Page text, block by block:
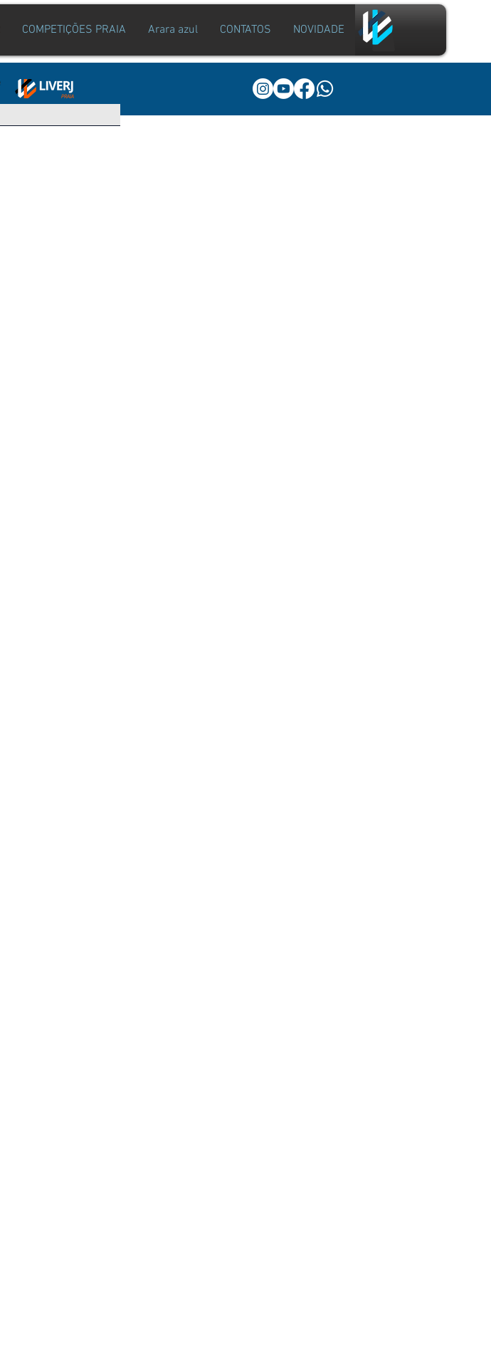
COMPETIÇÕES PRAIA Arara azul CONTATOS NOVIDADE